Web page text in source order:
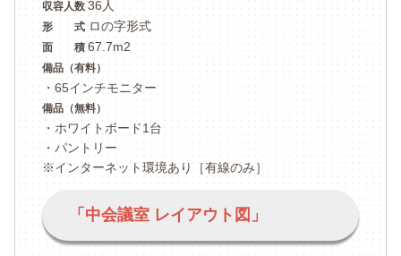
収容人数 36人
形 式ロの字形式
面 積 67.7m2
備品（有料）
・65インチモニター
備品（無料）
・ホワイトボード1台
・パントリー
※インターネット環境あり［有線のみ］
「中会議室 レイアウト図」